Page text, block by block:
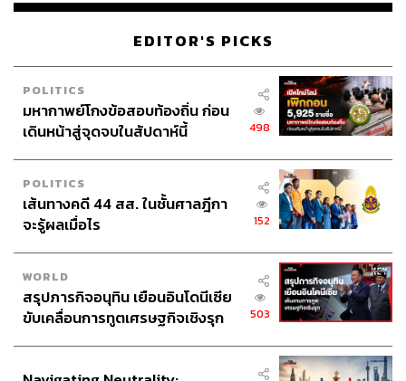
697
ABOUT THE AUTHOR
เจ้าของนามปากกา ‘ลูกแม่กิ่ง’ คอลัมนิสต์ที่เล่า
เรื่องกีฬาให้คนนำไปปรับใช้ในชีวิต ซึ่งจะ
ทำให้ได้รับแรงบันดาลใจจากกีฬาที่คุณชื่น
ชอบ ในคอลัมน์ ‘Goal of Life’
ABOUT THE PHOTOGRAPHER
สลัก แก้วเชื้อ
ช่างภาพประจำสำนักข่าว THE STANDARD
EDITOR'S PICKS
POLITICS
มหากาพย์โกงข้อสอบท้องถิ่น ก่อน
เดินหน้าสู่จุดจบในสัปดาห์นี้
498
POLITICS
เส้นทางคดี 44 สส. ในชั้นศาลฎีกา
จะรู้ผลเมื่อไร
152
WORLD
สรุปภารกิจอนุทิน เยือนอินโดนีเซีย
ขับเคลื่อนการทูตเศรษฐกิจเชิงรุก
503